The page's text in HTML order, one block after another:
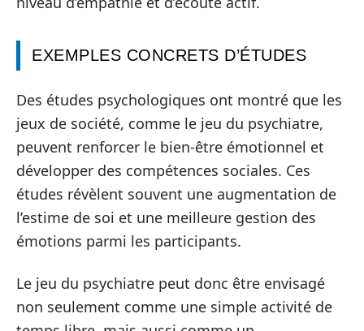
EXEMPLES CONCRETS D’ÉTUDES
Des études psychologiques ont montré que les
jeux de société, comme le jeu du psychiatre,
peuvent renforcer le bien-être émotionnel et
développer des compétences sociales. Ces
études révèlent souvent une augmentation de
l’estime de soi et une meilleure gestion des
émotions parmi les participants.
Le jeu du psychiatre peut donc être envisagé
non seulement comme une simple activité de